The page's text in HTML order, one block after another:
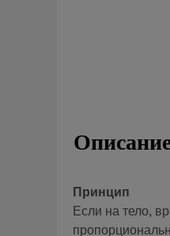
Принцип
Если на тело,